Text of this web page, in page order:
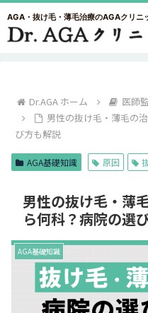
AGA・抜け毛・薄毛治療のAGAクリニ
Dr.AGA ホーム 医師
男性の抜け毛・薄毛の
び方も解説
AGA基礎知識 原因
男性の抜け毛・薄
ら何科？病院の選
AGA基礎知識